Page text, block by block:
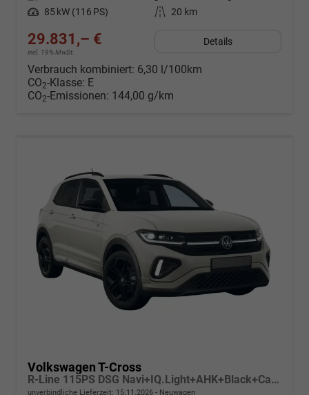
Leistung 85 kW (116 PS) Kilometerstand 20 km
29.831,– €
incl. 19% MwSt.
Details
Verbrauch kombiniert: 6,30 l/100km
CO2-Klasse: E
CO2-Emissionen: 144,00 g/km
Volkswagen T-Cross
R-Line 115PS DSG Navi+IQ.Light+AHK+Black+Cam+Keyless+Side+Climatronic+Parklenk
unverbindliche Lieferzeit: 15.11.2026 Neuwagen